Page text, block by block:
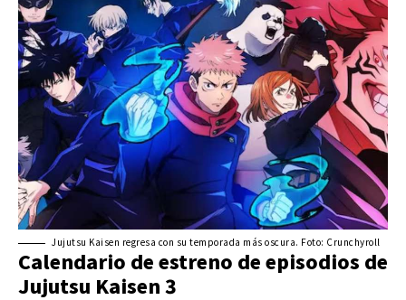
Jujutsu Kaisen regresa con su temporada más oscura. Foto: Crunchyroll
Calendario de estreno de episodios de
Jujutsu Kaisen 3